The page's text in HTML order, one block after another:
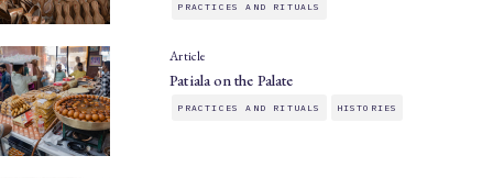
PRACTICES AND RITUALS
Article
Patiala on the Palate
PRACTICES AND RITUALS HISTORIES